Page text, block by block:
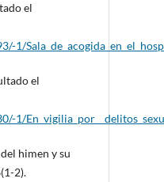
el
el
himen y su
2).